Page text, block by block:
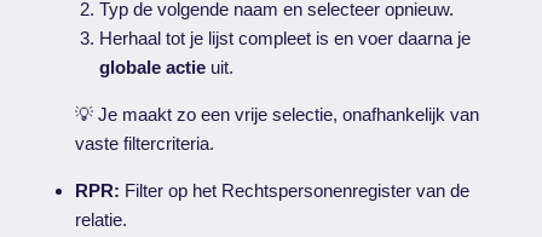
Typ de volgende naam en selecteer opnieuw.
Herhaal tot je lijst compleet is en voer daarna je
globale actie uit.
💡 Je maakt zo een vrije selectie, onafhankelijk van
vaste filtercriteria.
RPR: Filter op het Rechtspersonenregister van de
relatie.